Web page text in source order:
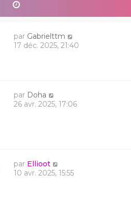
par Gabrielttm
17 déc. 2025, 21:40
par Doha
26 avr. 2025, 17:06
par Ellioot
10 avr. 2025, 15:55